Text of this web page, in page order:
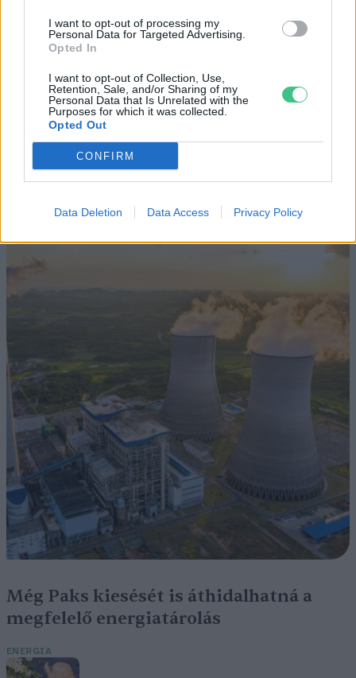
I want to opt-out of processing my
Personal Data for Targeted Advertising.
Opted In
I want to opt-out of Collection, Use,
Retention, Sale, and/or Sharing of my
Personal Data that Is Unrelated with the
Purposes for which it was collected.
Opted Out
CONFIRM
Data Deletion Data Access Privacy Policy
Történelmi aszály sújtja Nagy-
Britanniát is
Elképesztő felvétel mutatja meg,
mekkora a különbség az áradó és a
kiszáradó Duna között
ÉLŐ BOLYGÓNK
Még Paks kiesését is áthidalhatná a
megfelelő energiatárolás
ENERGIA